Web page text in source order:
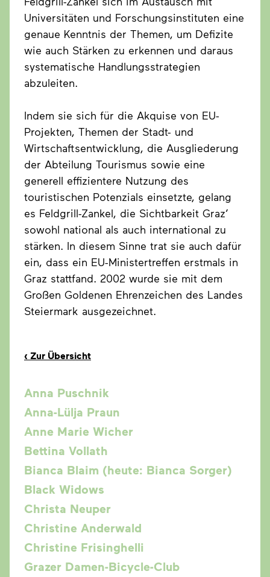
Universitäten und Forschungsinstituten eine
genaue Kenntnis der Themen, um Defizite
wie auch Stärken zu erkennen und daraus
systematische Handlungsstrategien
abzuleiten.
Indem sie sich für die Akquise von EU-
Projekten, Themen der Stadt- und
Wirtschaftsentwicklung, die Ausgliederung
der Abteilung Tourismus sowie eine
generell effizientere Nutzung des
touristischen Potenzials einsetzte, gelang
es Feldgrill-Zankel, die Sichtbarkeit Graz’
sowohl national als auch international zu
stärken. In diesem Sinne trat sie auch dafür
ein, dass ein EU-Ministertreffen erstmals in
Graz stattfand. 2002 wurde sie mit dem
Großen Goldenen Ehrenzeichen des Landes
Steiermark ausgezeichnet.
‹ Zur Übersicht
Anna Puschnik
Anna-Lülja Praun
Anne Marie Wicher
Bettina Vollath
Bianca Blaim (heute: Bianca Sorger)
Black Widows
Christa Neuper
Christine Anderwald
Christine Frisinghelli
Grazer Damen-Bicycle-Club